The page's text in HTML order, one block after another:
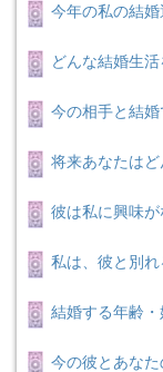
今年の私の結
どんな結婚生
今の相手と結
将来あなたは
彼は私に興味
私は、彼と別れ
結婚する年齢
今の彼とあな